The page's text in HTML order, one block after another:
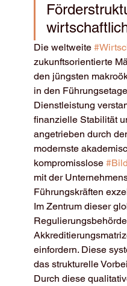
Die weltweite
zukunftsorientierte
den jüngsten
in den
Dienstleistung
finanzielle Stabilität
angetrieben durch
modernste
kompromisslose
mit der
Führungskräften
Im Zentrum dieser
einfordern. Diese
das strukturelle
Durch diese